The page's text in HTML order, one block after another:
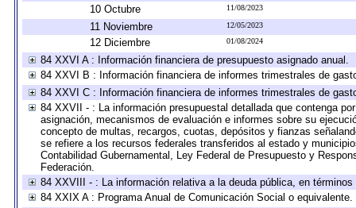
10 Octubre 11/08/2023
11 Noviembre 12/05/2023
12 Diciembre 01/08/2024
84 XXVI A : Información financiera de presupuesto asignado anual.
84 XXVI B : Información financiera de informes trimestrales de
84 XXVI C : Información financiera de informes trimestrales de
84 XXVII - : La información presupuestal detallada que contenga
asignación, mecanismos de evaluación e informes sobre su
concepto de multas, recargos, cuotas, depósitos y fianzas
se refiere a los recursos federales transferidos al estado y
Contabilidad Gubernamental, Ley Federal de Presupuesto y
Federación.
84 XXVIII - : La información relativa a la deuda pública, en
84 XXIX A : Programa Anual de Comunicación Social o equivalente.